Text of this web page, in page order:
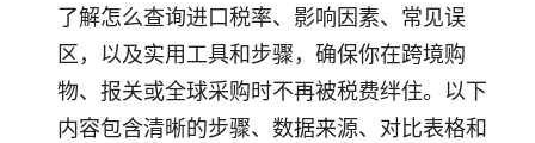
了解怎么查询进口税率、影响因素、常见误
区，以及实用工具和步骤，确保你在跨境购
物、报关或全球采购时不再被税费绊住。以下
内容包含清晰的步骤、数据来源、对比表格和